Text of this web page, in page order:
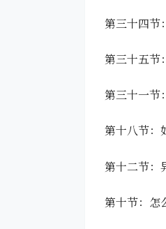
第三十四
第三十五
第三十一
第十八节
第十二节：
第十节：怎